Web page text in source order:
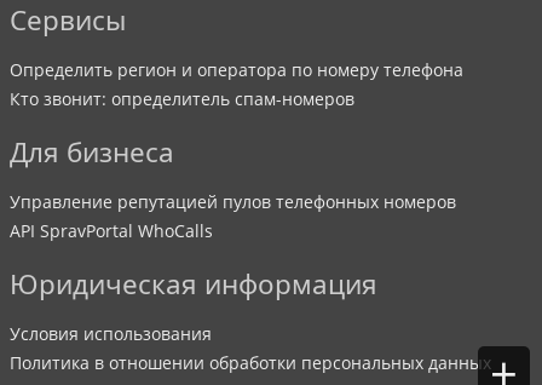
Сервисы
Определить регион и оператора по номеру телефона
Кто звонит: определитель спам-номеров
Для бизнеса
Управление репутацией пулов телефонных номеров
API SpravPortal WhoCalls
Юридическая информация
Условия использования
Политика в отношении обработки персональных данных